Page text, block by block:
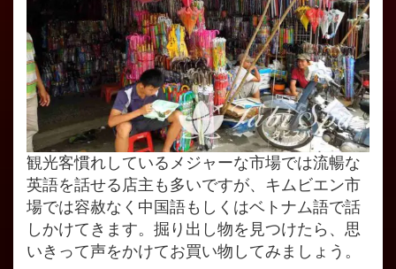
観光客慣れしているメジャーな市場では流暢な
英語を話せる店主も多いですが、キムビエン市
場では容赦なく中国語もしくはベトナム語で話
しかけてきます。掘り出し物を見つけたら、思
いきって声をかけてお買い物してみましょう。